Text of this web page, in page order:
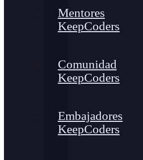
Mentores
KeepCoders
Comunidad
KeepCoders
Embajadores
KeepCoders